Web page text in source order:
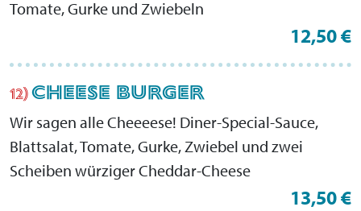
Tomate, Gurke und Zwiebeln
12,50 €
12)CHEESE BURGER
Wir sagen alle Cheeeese! Diner-Special-Sauce,
Blattsalat, Tomate, Gurke, Zwiebel und zwei
Scheiben würziger Cheddar-Cheese
13,50 €